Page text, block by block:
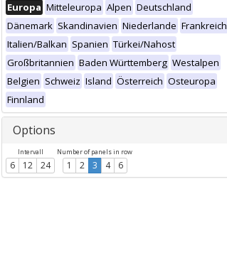
Europa Mitteleuropa Alpen Deutschland
Dänemark Skandinavien Niederlande Frankreich
Italien/Balkan Spanien Türkei/Nahost
Großbritannien Baden Württemberg Westalpen
Belgien Schweiz Island Österreich Osteuropa
Finnland
Options
Intervall
6 12 24
Number of panels in row
1 2 3 4 6